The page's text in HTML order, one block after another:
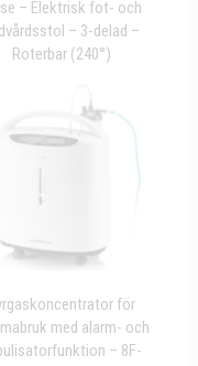
– Elektrisk fot- och
– 3-delad –
Roterbar (240°)
för
med alarm- och
– 8F-